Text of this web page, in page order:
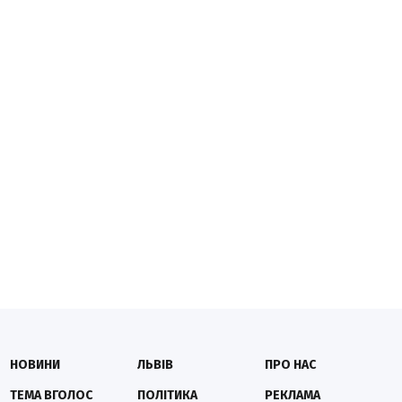
НОВИНИ
ТЕМА ВГОЛОС
ЛЬВІВ
ПОЛІТИКА
ПРО НАС
РЕКЛАМА